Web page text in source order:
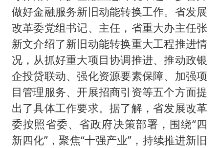
做好金融服务新旧动能转换工作。省发展
改革委党组书记、主任，省重大办主任张
新文介绍了新旧动能转换重大工程推进情
况，从抓好重大项目协调推进、推动政银
企投贷联动、强化资源要素保障、加强项
目管理服务、开展招商引资等五个方面提
出了具体工作要求。据了解，省发展改革
委按照省委、省政府决策部署，围绕“四
新四化”，聚焦“十强产业”，持续推进新旧